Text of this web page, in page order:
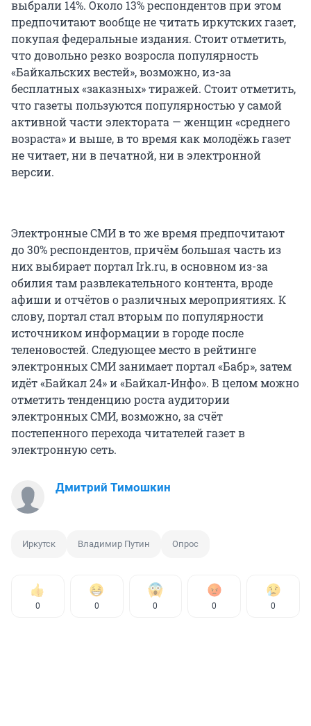
выбрали 14%. Около 13% респондентов при этом
предпочитают вообще не читать иркутских газет,
покупая федеральные издания. Стоит отметить,
что довольно резко возросла популярность
«Байкальских вестей», возможно, из-за
бесплатных «заказных» тиражей. Стоит отметить,
что газеты пользуются популярностью у самой
активной части электората — женщин «среднего
возраста» и выше, в то время как молодёжь газет
не читает, ни в печатной, ни в электронной
версии.
Электронные СМИ в то же время предпочитают
до 30% респондентов, причём большая часть из
них выбирает портал Irk.ru, в основном из-за
обилия там развлекательного контента, вроде
афиши и отчётов о различных мероприятиях. К
слову, портал стал вторым по популярности
источником информации в городе после
теленовостей. Следующее место в рейтинге
электронных СМИ занимает портал «Бабр», затем
идёт «Байкал 24» и «Байкал-Инфо». В целом можно
отметить тенденцию роста аудитории
электронных СМИ, возможно, за счёт
постепенного перехода читателей газет в
электронную сеть.
Дмитрий Тимошкин
Иркутск Владимир Путин Опрос
0 0 0 0 0